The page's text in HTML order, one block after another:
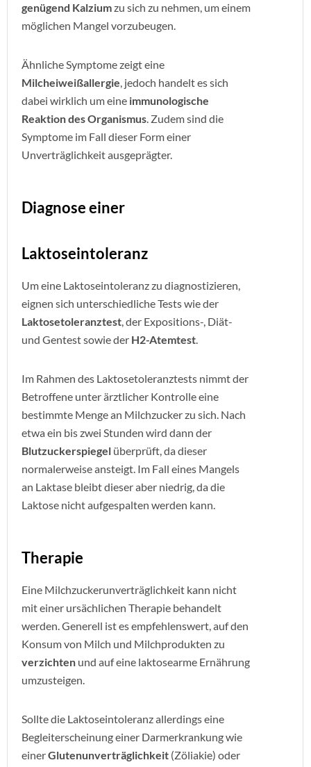
genügend Kalziumzu sich zu nehmen, um einem
möglichen Mangel vorzubeugen.
Ähnliche Symptome zeigt eine
Milcheiweißallergie, jedoch handelt es sich
dabei wirklich um eine immunologische
Reaktion des Organismus. Zudem sind die
Symptome im Fall dieser Form einer
Unverträglichkeit ausgeprägter.
Diagnose einer
Laktoseintoleranz
Um eine Laktoseintoleranz zu diagnostizieren,
eignen sich unterschiedliche Tests wie der
Laktosetoleranztest, der Expositions-, Diät-
und Gentest sowie der H2-Atemtest.
Im Rahmen des Laktosetoleranztests nimmt der
Betroffene unter ärztlicher Kontrolle eine
bestimmte Menge an Milchzucker zu sich. Nach
etwa ein bis zwei Stunden wird dann der
Blutzuckerspiegel überprüft, da dieser
normalerweise ansteigt. Im Fall eines Mangels
an Laktase bleibt dieser aber niedrig, da die
Laktose nicht aufgespalten werden kann.
Therapie
Eine Milchzuckerunverträglichkeit kann nicht
mit einer ursächlichen Therapie behandelt
werden. Generell ist es empfehlenswert, auf den
Konsum von Milch und Milchprodukten zu
verzichten und auf eine laktosearme Ernährung
umzusteigen.
Sollte die Laktoseintoleranz allerdings eine
Begleiterscheinung einer Darmerkrankung wie
einerGlutenunverträglichkeit (Zöliakie) oder